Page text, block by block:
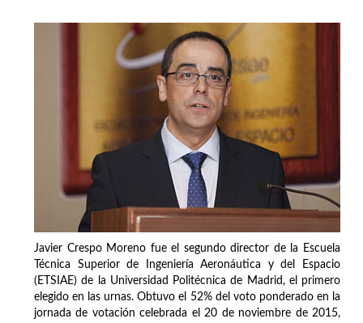
Javier Crespo Moreno fue el segundo director de la Escuela
Técnica Superior de Ingeniería Aeronáutica y del Espacio
(ETSIAE) de la Universidad Politécnica de Madrid, el primero
elegido en las urnas. Obtuvo el 52% del voto ponderado en la
jornada de votación celebrada el 20 de noviembre de 2015,